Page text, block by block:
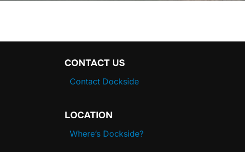
CONTACT US
Contact Dockside
LOCATION
Where’s Dockside?